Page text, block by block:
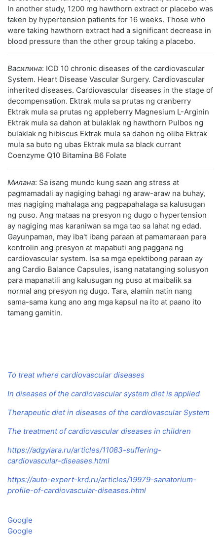
In another study, 1200 mg hawthorn extract or placebo was
taken by hypertension patients for 16 weeks. Those who
were taking hawthorn extract had a significant decrease in
blood pressure than the other group taking a placebo.
Василина: ICD 10 chronic diseases of the cardiovascular
System. Heart Disease Vascular Surgery. Cardiovascular
inherited diseases. Cardiovascular diseases in the stage of
decompensation. Ektrak mula sa prutas ng cranberry
Ektrak mula sa prutas ng appleberry Magnesium L-Arginin
Ektrak mula sa dahon at bulaklak ng hawthorn Pulbos ng
bulaklak ng hibiscus Ektrak mula sa dahon ng oliba Ektrak
mula sa buto ng ubas Ektrak mula sa black currant
Coenzyme Q10 Bitamina B6 Folate
Милана: Sa isang mundo kung saan ang stress at
pagmamadali ay nagiging bahagi ng araw-araw na buhay,
mas nagiging mahalaga ang pagpapahalaga sa kalusugan
ng puso. Ang mataas na presyon ng dugo o hypertension
ay nagiging mas karaniwan sa mga tao sa lahat ng edad.
Gayunpaman, may iba't ibang paraan at pamamaraan para
kontrolin ang presyon at mapabuti ang paggana ng
cardiovascular system. Isa sa mga epektibong paraan ay
ang Cardio Balance Capsules, isang natatanging solusyon
para mapanatili ang kalusugan ng puso at maibalik sa
normal ang presyon ng dugo. Tara, alamin natin nang
sama-sama kung ano ang mga kapsul na ito at paano ito
tamang gamitin.
To treat where cardiovascular diseases
In diseases of the cardiovascular system diet is applied
Therapeutic diet in diseases of the cardiovascular System
The treatment of cardiovascular diseases in children
https://adgylara.ru/articles/11083-suffering-
cardiovascular-diseases.html
https://auto-expert-krd.ru/articles/19979-sanatorium-
profile-of-cardiovascular-diseases.html
Google
Google